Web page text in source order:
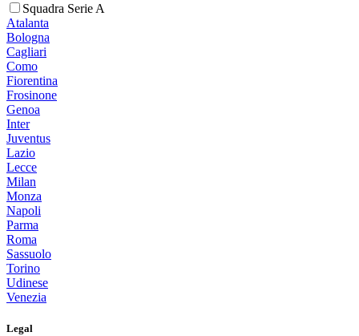
Squadra Serie A
Atalanta
Bologna
Cagliari
Como
Fiorentina
Frosinone
Genoa
Inter
Juventus
Lazio
Lecce
Milan
Monza
Napoli
Parma
Roma
Sassuolo
Torino
Udinese
Venezia
Legal